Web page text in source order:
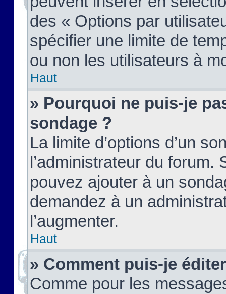
des « Options par
spécifier une limite de
ou non les utilisateurs à
Haut
» Pourquoi ne puis-je
sondage ?
La limite d’options d’un
l’administrateur du forum.
pouvez ajouter à un
demandez à un
l’augmenter.
Haut
» Comment puis-je
Comme pour les